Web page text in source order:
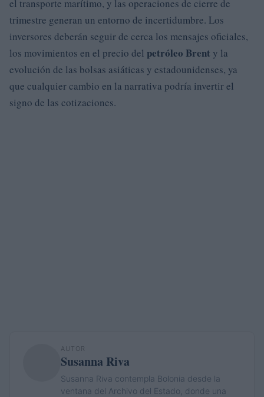
el transporte marítimo, y las operaciones de cierre de
trimestre generan un entorno de incertidumbre. Los
inversores deberán seguir de cerca los mensajes oficiales,
los movimientos en el precio del petróleo Brent y la
evolución de las bolsas asiáticas y estadounidenses, ya
que cualquier cambio en la narrativa podría invertir el
signo de las cotizaciones.
AUTOR
Susanna Riva
Susanna Riva contempla Bolonia desde la
ventana del Archivo del Estado, donde una